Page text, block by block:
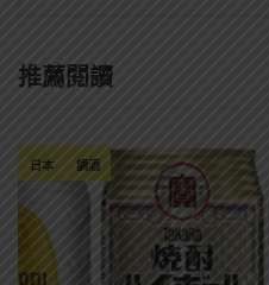
推薦閱讀
日本 調酒